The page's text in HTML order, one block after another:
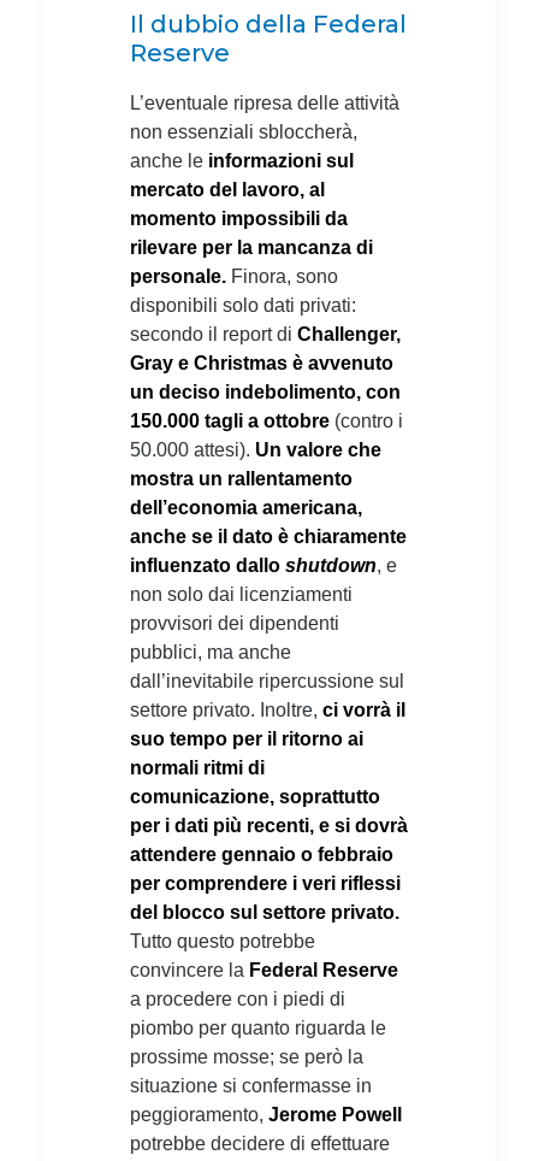
Il dubbio della Federal
Reserve
L’eventuale ripresa delle attività
non essenziali sbloccherà,
anche le informazioni sul
mercato del lavoro, al
momento impossibili da
rilevare per la mancanza di
personale. Finora, sono
disponibili solo dati privati:
secondo il report di Challenger,
Gray e Christmas è avvenuto
un deciso indebolimento, con
150.000 tagli a ottobre (contro i
50.000 attesi). Un valore che
mostra un rallentamento
dell’economia americana,
anche se il dato è chiaramente
influenzato dallo shutdown, e
non solo dai licenziamenti
provvisori dei dipendenti
pubblici, ma anche
dall’inevitabile ripercussione sul
settore privato. Inoltre, ci vorrà il
suo tempo per il ritorno ai
normali ritmi di
comunicazione, soprattutto
per i dati più recenti, e si dovrà
attendere gennaio o febbraio
per comprendere i veri riflessi
del blocco sul settore privato.
Tutto questo potrebbe
convincere la Federal Reserve
a procedere con i piedi di
piombo per quanto riguarda le
prossime mosse; se però la
situazione si confermasse in
peggioramento, Jerome Powell
potrebbe decidere di effettuare